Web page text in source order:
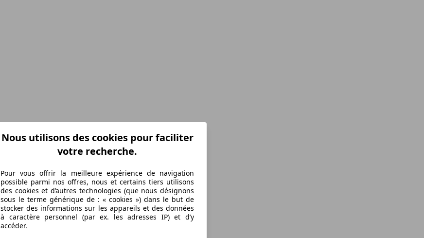
Nous utilisons des cookies pour faciliter
votre recherche.
Pour vous offrir la meilleure expérience de navigation
possible parmi nos offres, nous et certains tiers utilisons
des cookies et d’autres technologies (que nous désignons
sous le terme générique de : « cookies ») dans le but de
stocker des informations sur les appareils et des données
à caractère personnel (par ex. les adresses IP) et d’y
accéder.